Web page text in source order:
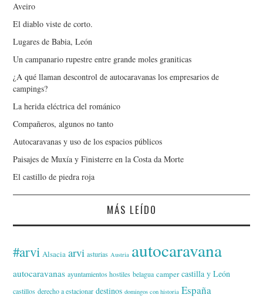
Aveiro
El diablo viste de corto.
Lugares de Babia, León
Un campanario rupestre entre grande moles graniticas
¿A qué llaman descontrol de autocaravanas los empresarios de
campings?
La herida eléctrica del románico
Compañeros, algunos no tanto
Autocaravanas y uso de los espacios públicos
Paisajes de Muxía y Finisterre en la Costa da Morte
El castillo de piedra roja
MÁS LEÍDO
#arvi Alsacia arvi asturias Austria autocaravana
autocaravanas ayuntamientos hostiles belagua camper castilla y León
castillos derecho a estacionar destinos domingos con historia España